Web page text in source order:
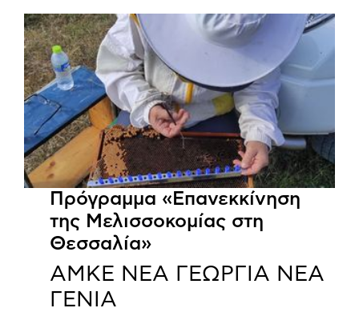
Πρόγραμμα «Επανεκκίνηση
της Μελισσοκομίας στη
Θεσσαλία»
ΑΜΚΕ ΝΕΑ ΓΕΩΡΓΙΑ ΝΕΑ
ΓΕΝΙΑ